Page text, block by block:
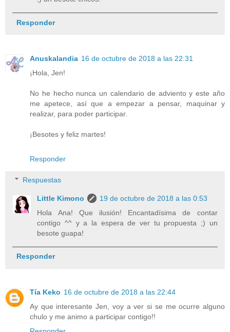
Responder
Anuskalandia 16 de octubre de 2018 a las 22:31
¡Hola, Jen!
No he hecho nunca un calendario de adviento y este año
me apetece, así que a empezar a pensar, maquinar y
realizar, para poder participar.
¡Besotes y feliz martes!
Responder
Respuestas
Little Kimono
19 de octubre de 2018 a las 0:53
Hola Ana! Que ilusión! Encantadísima de contar
contigo ^^ y a la espera de ver tu propuesta ;) un
besote guapa!
Responder
Tía Keko 16 de octubre de 2018 a las 22:44
Ay que interesante Jen, voy a ver si se me ocurre alguno
chulo y me animo a participar contigo!!